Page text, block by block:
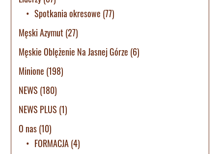
Spotkania okresowe (77)
Męski Azymut (27)
Męskie Oblężenie Na Jasnej Górze (6)
Minione (198)
NEWS (180)
NEWS PLUS (1)
O nas(10)
FORMACJA(4)